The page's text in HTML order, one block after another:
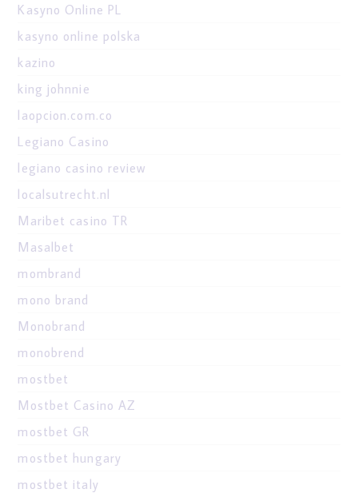
Kasyno Online PL
kasyno online polska
kazino
king johnnie
laopcion.com.co
Legiano Casino
legiano casino review
localsutrecht.nl
Maribet casino TR
Masalbet
mombrand
mono brand
Monobrand
monobrend
mostbet
Mostbet Casino AZ
mostbet GR
mostbet hungary
mostbet italy